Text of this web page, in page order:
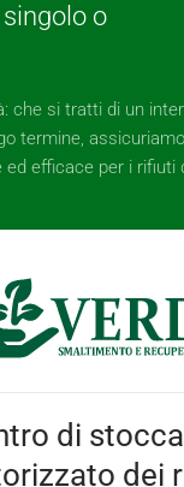
o
che si tratti di un
termine,
efficace per i rifiuti
di
dei